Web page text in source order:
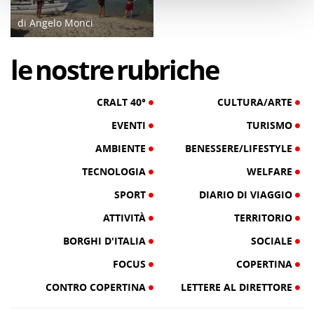
di Angelo Monci
lenostrerubriche
CRALT 40°
CULTURA/ARTE
EVENTI
TURISMO
AMBIENTE
BENESSERE/LIFESTYLE
TECNOLOGIA
WELFARE
SPORT
DIARIO DI VIAGGIO
ATTIVITÀ
TERRITORIO
BORGHI D'ITALIA
SOCIALE
FOCUS
COPERTINA
CONTRO COPERTINA
LETTERE AL DIRETTORE